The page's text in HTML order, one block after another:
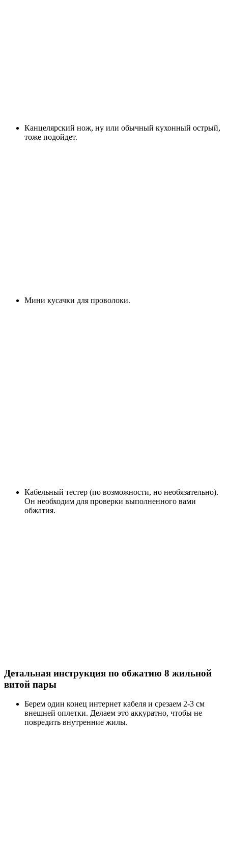
Канцелярский нож, ну или обычный кухонный острый,
тоже подойдет.
Мини кусачки для проволоки.
Кабельный тестер (по возможности, но необязательно).
Он необходим для проверки выполненного вами
обжатия.
Детальная инструкция по обжатию 8 жильной
витой пары
Берем один конец интернет кабеля и срезаем 2-3 см
внешней оплетки. Делаем это аккуратно, чтобы не
повредить внутренние жилы.